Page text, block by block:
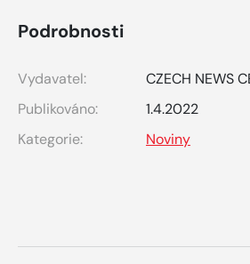
Podrobnosti
Vydavatel:
CZECH NEWS
Publikováno:
1.4.2022
Kategorie:
Noviny